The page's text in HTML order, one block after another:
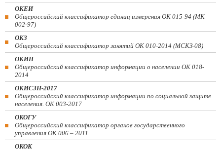
ОКЕИ
Общероссийский классификатор единиц измерения ОК 015-94 (МК
002-97)
ОКЗ
Общероссийский классификатор занятий ОК 010-2014 (МСКЗ-08)
ОКИН
Общероссийский классификатор информации о населении ОК 018-
2014
ОКИСЗН-2017
Общероссийский классификатор информации по социальной защите
населения. ОК 003-2017
ОКОГУ
Общероссийский классификатор органов государственного
управления ОК 006 – 2011
ОКОК